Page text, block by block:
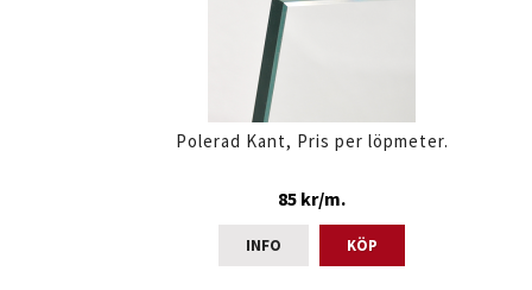
Polerad Kant, Pris per löpmeter.
85 kr/m.
INFO KÖP